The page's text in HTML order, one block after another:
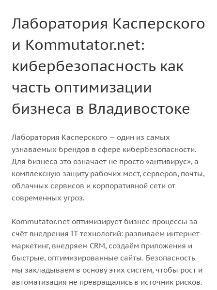
Лаборатория Касперского
и Kommutator.net:
кибербезопасность как
часть оптимизации
бизнеса в Владивостоке
Лаборатория Касперского — один из самых
узнаваемых брендов в сфере кибербезопасности.
Для бизнеса это означает не просто «антивирус», а
комплексную защиту рабочих мест, серверов, почты,
облачных сервисов и корпоративной сети от
современных угроз.
Kommutator.net оптимизирует бизнес-процессы за
счёт внедрения IT-технологий: развиваем интернет-
маркетинг, внедряем CRM, создаём приложения и
быстрые, оптимизированные сайты. Безопасность
мы закладываем в основу этих систем, чтобы рост и
автоматизация не превращались в источник рисков.